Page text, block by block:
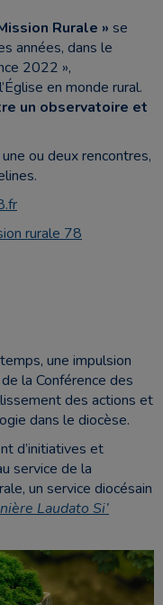
Rurale » se
années, dans le
2022 »,
en monde rural.
un observatoire et
ou deux rencontres,
rurale 78
une impulsion
la Conférence des
des actions et
dans le diocèse.
d’initiatives et
service de la
un service diocésain
Laudato Si’